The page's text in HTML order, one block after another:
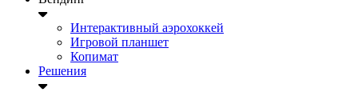
Интерактивный аэрохоккей
Игровой планшет
Копимат
Решения